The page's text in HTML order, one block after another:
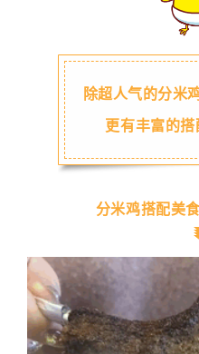
除超人气的分米
更有丰富的搭
分米鸡搭配美